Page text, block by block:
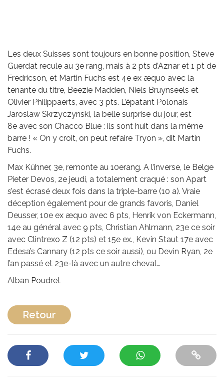
Les deux Suisses sont toujours en bonne position, Steve
Guerdat recule au 3e rang, mais à 2 pts d’Aznar et 1 pt de
Fredricson, et Martin Fuchs est 4e ex æquo avec la
tenante du titre, Beezie Madden, Niels Bruynseels et
Olivier Philippaerts, avec 3 pts. L’épatant Polonais
Jaroslaw Skrzyczynski, la belle surprise du jour, est
8e avec son Chacco Blue : ils sont huit dans la même
barre ! « On y croit, on peut refaire Tryon », dit Martin
Fuchs.
Max Kühner, 3e, remonte au 10erang. A l’inverse, le Belge
Pieter Devos, 2e jeudi, a totalement craqué : son Apart
s’est écrasé deux fois dans la triple-barre (10 a). Vraie
déception également pour de grands favoris, Daniel
Deusser, 10e ex æquo avec 6 pts, Henrik von Eckermann,
14e au général avec 9 pts, Christian Ahlmann, 23e ce soir
avec Clintrexo Z (12 pts) et 15e ex., Kevin Staut 17e avec
Edesa’s Cannary (12 pts ce soir aussi), ou Devin Ryan, 2e
l’an passé et 23e-là avec un autre cheval…
Alban Poudret
Retour